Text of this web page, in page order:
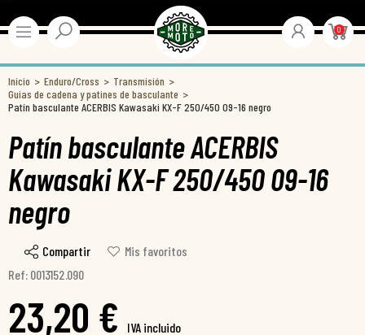
0
Inicio Enduro/Cross
Transmisión
Guias de cadena y patines de basculante
Patín basculante ACERBIS Kawasaki KX-F 250/450 09-16 negro
Patín basculante ACERBIS
Kawasaki KX-F 250/450 09-16
negro
Compartir
Mis favoritos
Ref: 0013152.090
23,20 € IVA incluido